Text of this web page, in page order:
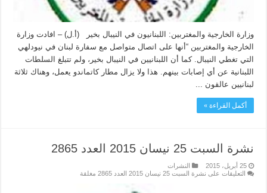
وزارة الخارجية والمغتربين: اللبنانيون في النيبال بخير (أ.ل) – افادت وزارة
الخارجية والمغتربين “أنها على اتصال متواصل مع سفارة لبنان في نيودلهي
التي تغطي النيبال. كما أن اللبنانيين في النيبال بخير، ولم تتبلغ السلطات
اللبنانية عن أي إصابات بينهم. هذا ولا يزال مطار كاتماندو يعمل، وهناك ثلاثة
لبنانيين عالقون ...
أكمل القراءة »
نشرة السبت 25 نيسان 2015 العدد 2865
25 أبريل، 2015
النشرات
التعليقات على نشرة السبت 25 نيسان 2015 العدد 2865 مغلقة